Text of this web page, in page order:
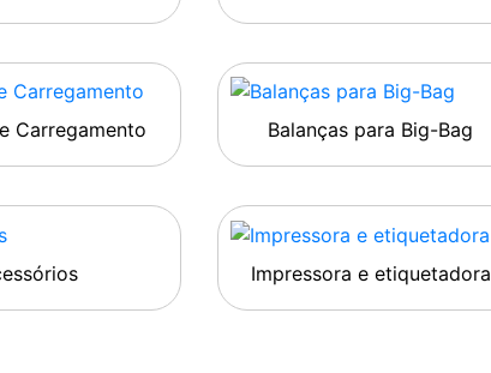
Carregamento Balanças para Big-Bag
Impressora e etiquetadora